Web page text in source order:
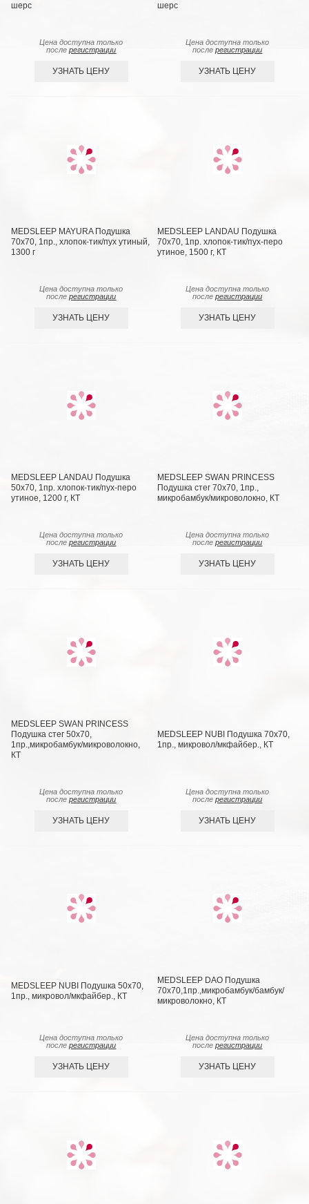
шерс
Цена доступна только
послерегистрации
УЗНАТЬ ЦЕНУ
шерс
Цена доступна только
послерегистрации
УЗНАТЬ ЦЕНУ
MEDSLEEP MAYURA Подушка
70х70, 1пр., хлопок-тик/пух утиный,
1300 г
Цена доступна только
послерегистрации
УЗНАТЬ ЦЕНУ
MEDSLEEP LANDAU Подушка
70х70, 1пр. хлопок-тик/пух-перо
утиное, 1500 г, КТ
Цена доступна только
послерегистрации
УЗНАТЬ ЦЕНУ
MEDSLEEP LANDAU Подушка
50х70, 1пр. хлопок-тик/пух-перо
утиное, 1200 г, КТ
Цена доступна только
послерегистрации
УЗНАТЬ ЦЕНУ
MEDSLEEP SWAN PRINCESS
Подушка стег 70х70, 1пр.,
микробамбук/микроволокно, КТ
Цена доступна только
послерегистрации
УЗНАТЬ ЦЕНУ
MEDSLEEP SWAN PRINCESS
Подушка стег 50х70,
1пр.,микробамбук/микроволокно,
КТ
Цена доступна только
послерегистрации
УЗНАТЬ ЦЕНУ
MEDSLEEP NUBI Подушка 70х70,
1пр., микровол/мкфайбер., КТ
Цена доступна только
послерегистрации
УЗНАТЬ ЦЕНУ
MEDSLEEP NUBI Подушка 50х70,
1пр., микровол/мкфайбер., КТ
Цена доступна только
послерегистрации
УЗНАТЬ ЦЕНУ
MEDSLEEP DAO Подушка
70х70,1пр.,микробамбук/бамбук/
микроволокно, КТ
Цена доступна только
послерегистрации
УЗНАТЬ ЦЕНУ